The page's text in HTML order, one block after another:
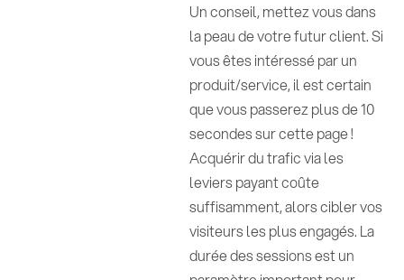
Un conseil, mettez vous dans
la peau de votre futur client. Si
vous êtes intéressé par un
produit/service, il est certain
que vous passerez plus de 10
secondes sur cette page !
Acquérir du trafic via les
leviers payant coûte
suffisamment, alors cibler vos
visiteurs les plus engagés. La
durée des sessions est un